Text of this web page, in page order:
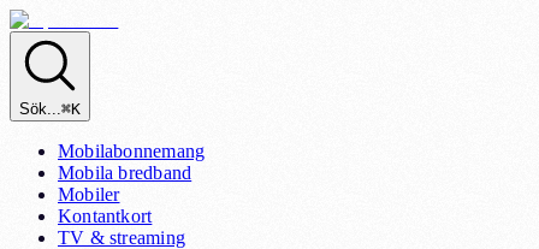
Sök...⌘K
Mobilabonnemang
Mobila bredband
Mobiler
Kontantkort
TV & streaming